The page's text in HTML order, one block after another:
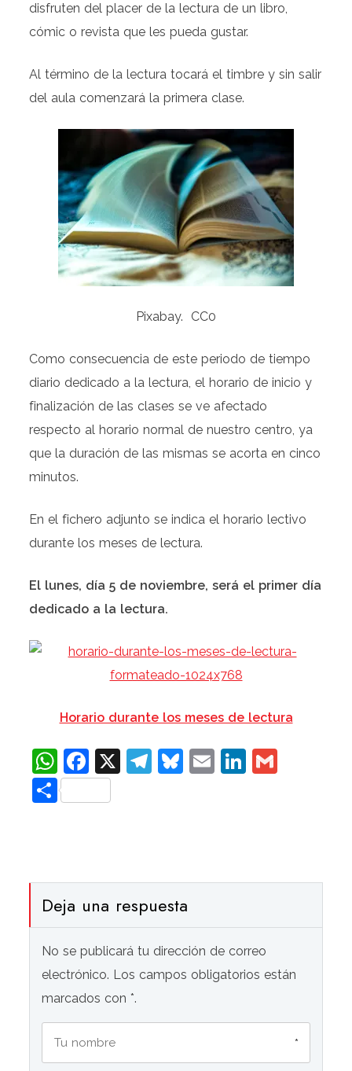
disfruten del placer de la lectura de un libro,
cómic o revista que les pueda gustar.
Al término de la lectura tocará el timbre y sin salir
del aula comenzará la primera clase.
Pixabay. CC0
Como consecuencia de este periodo de tiempo
diario dedicado a la lectura, el horario de inicio y
finalización de las clases se ve afectado
respecto al horario normal de nuestro centro, ya
que la duración de las mismas se acorta en cinco
minutos.
En el fichero adjunto se indica el horario lectivo
durante los meses de lectura.
El lunes, día 5 de noviembre, será el primer día
dedicado a la lectura.
Horario durante los meses de lectura
WhatsApp
Facebook
X Telegram
Bluesky
EmailLinkedIn
Compartir
Deja una respuesta
No se publicará tu dirección de correo
electrónico. Los campos obligatorios están
marcados con *.
*